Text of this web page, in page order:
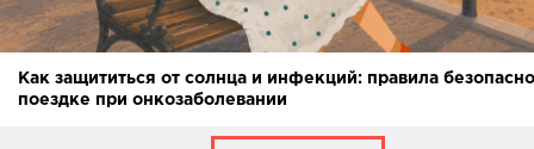
Как защититься от солнца и инфекций: правила
поездке при онкозаболевании